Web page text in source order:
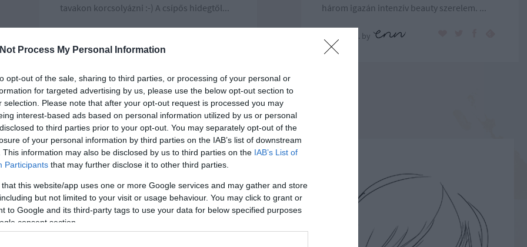
Process My Personal Information
opt-out of the sale, sharing to third parties, or processing of your personal or
for targeted advertising by us, please use the below opt-out section to
selection. Please note that after your opt-out request is processed you may
interest-based ads based on personal information utilized by us or personal
to third parties prior to your opt-out. You may separately opt-out of the
of your personal information by third parties on the IAB’s list of downstream
This information may also be disclosed by us to third parties on the IAB’s List of
Participants that may further disclose it to other third parties.
that this website/app uses one or more Google services and may gather and store
but not limited to your visit or usage behaviour. You may click to grant or
to Google and its third-party tags to use your data for below specified purposes
consent section.
tavakon korcsolyázni :-) A csípős hidegtől...
2016.12.14. by
három igazán intenzív beauty szerelem. ...